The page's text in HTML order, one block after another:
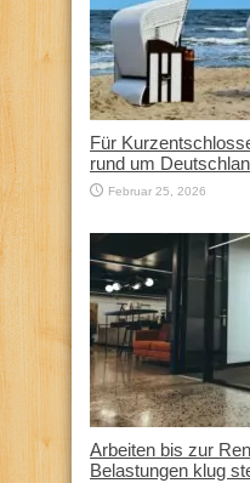
Für
rund um
Februar 25, 2026
Arbeiten bis zur
Belastungen klug